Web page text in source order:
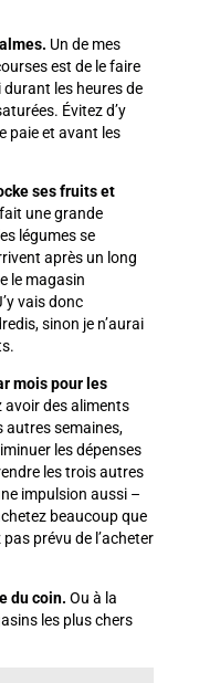
Un de mes
est de le faire
durant les heures de
Évitez d’y
paie et avant les
ses fruits et
une grande
légumes se
après un long
le magasin
vais donc
sinon je n’aurai
mois pour les
avoir des aliments
autres semaines,
les dépenses
les trois autres
impulsion aussi –
beaucoup que
prévu de l’acheter
du coin. Ou à la
les plus chers